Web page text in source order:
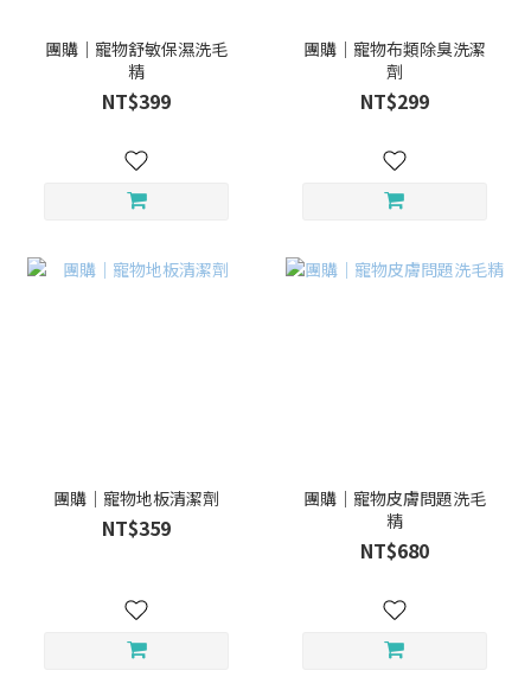
團購｜寵物舒敏保濕洗毛
精
NT$399
團購｜寵物布類除臭洗潔
劑
NT$299
團購｜寵物地板清潔劑
NT$359
團購｜寵物皮膚問題洗毛
精
NT$680